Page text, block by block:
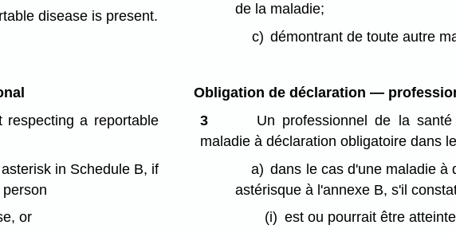
disease is present.
de la maladie;
c) démontrant de toute autre
respecting a reportable
in Schedule B, if
or
Obligation de déclaration —
3
Un professionnel de la
maladie à déclaration obligatoire dans
a) dans le cas d'une maladie à
astérisque à l'annexe B, s'il
(i) est ou pourrait être